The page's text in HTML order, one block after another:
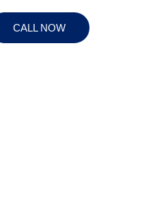
CALL NOW